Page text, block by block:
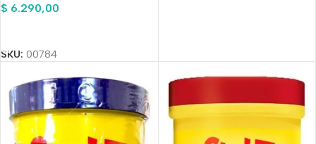
$ 6.290,00
SKU: 00784